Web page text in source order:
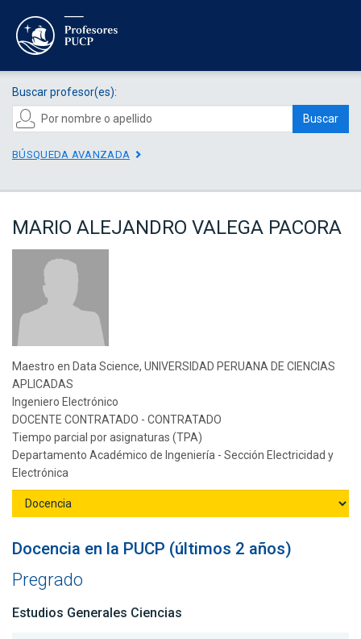
Buscar profesor(es):
Buscar
BÚSQUEDA AVANZADA
MARIO ALEJANDRO VALEGA PACORA
Maestro en Data Science, UNIVERSIDAD PERUANA DE CIENCIAS
APLICADAS
Ingeniero Electrónico
DOCENTE CONTRATADO - CONTRATADO
Tiempo parcial por asignaturas (TPA)
Departamento Académico de Ingeniería - Sección Electricidad y
Electrónica
Docencia en la PUCP (últimos 2 años)
Pregrado
Estudios Generales Ciencias